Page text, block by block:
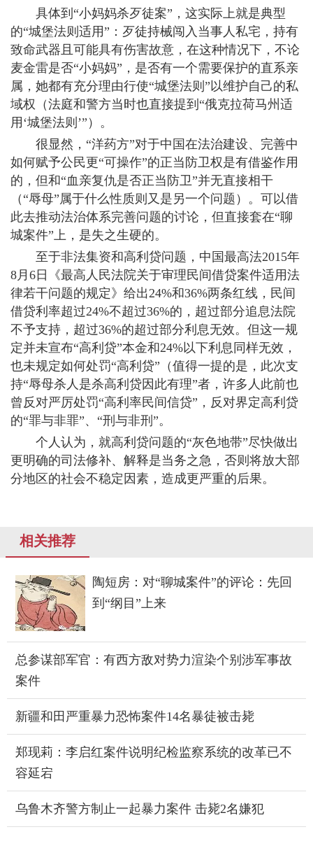
具体到“小妈妈杀歹徒案”，这实际上就是典型
的“城堡法则适用”：歹徒持械闯入当事人私宅，持有
致命武器且可能具有伤害故意，在这种情况下，不论
麦金雷是否“小妈妈”，是否有一个需要保护的直系亲
属，她都有充分理由行使“城堡法则”以维护自己的私
域权（法庭和警方当时也直接提到“俄克拉荷马州适
用‘城堡法则’”）。
很显然，“洋药方”对于中国在法治建设、完善中
如何赋予公民更“可操作”的正当防卫权是有借鉴作用
的，但和“血亲复仇是否正当防卫”并无直接相干
（“辱母”属于什么性质则又是另一个问题）。可以借
此去推动法治体系完善问题的讨论，但直接套在“聊
城案件”上，是失之生硬的。
至于非法集资和高利贷问题，中国最高法2015年
8月6日《最高人民法院关于审理民间借贷案件适用法
律若干问题的规定》给出24%和36%两条红线，民间
借贷利率超过24%不超过36%的，超过部分追息法院
不予支持，超过36%的超过部分利息无效。但这一规
定并未宣布“高利贷”本金和24%以下利息同样无效，
也未规定如何处罚“高利贷”（值得一提的是，此次支
持“辱母杀人是杀高利贷因此有理”者，许多人此前也
曾反对严厉处罚“高利率民间信贷”，反对界定高利贷
的“罪与非罪”、“刑与非刑”。
个人认为，就高利贷问题的“灰色地带”尽快做出
更明确的司法修补、解释是当务之急，否则将放大部
分地区的社会不稳定因素，造成更严重的后果。
相关推荐
陶短房：对“聊城案件”的评论：先回
到“纲目”上来
总参谋部军官：有西方敌对势力渲染个别涉军事故
案件
新疆和田严重暴力恐怖案件14名暴徒被击毙
郑现莉：李启红案件说明纪检监察系统的改革已不
容延宕
乌鲁木齐警方制止一起暴力案件 击毙2名嫌犯